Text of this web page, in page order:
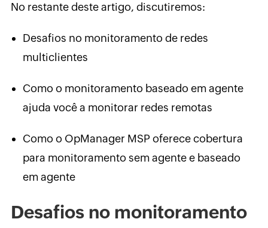
No restante deste artigo, discutiremos:
Desafios no monitoramento de redes
multiclientes
Como o monitoramento baseado em agente
ajuda você a monitorar redes remotas
Como o OpManager MSP oferece cobertura
para monitoramento sem agente e baseado
em agente
Desafios no monitoramento